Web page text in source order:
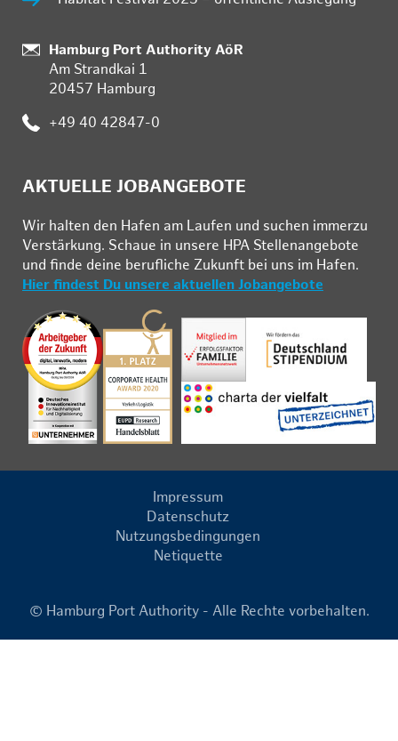
Standort:
Hamburg Port Authority AöR
Am Strandkai 1
20457 Hamburg
Telefon:
+49 40 42847-0
AKTUELLE JOBANGEBOTE
Wir hal­ten den Ha­fen am Lau­fen und su­chen im­mer­zu
Ver­stär­kung. Schau­e in un­se­re HPA Stel­len­an­ge­bo­te
und fin­de deine be­ruf­li­che Zu­kunft bei uns im Ha­fen.
Hier findest Du unsere aktuellen Jobangebote
Impressum
Datenschutz
Nutzungsbedingungen
Netiquette
© Hamburg Port Authority - Alle Rechte vorbehalten.